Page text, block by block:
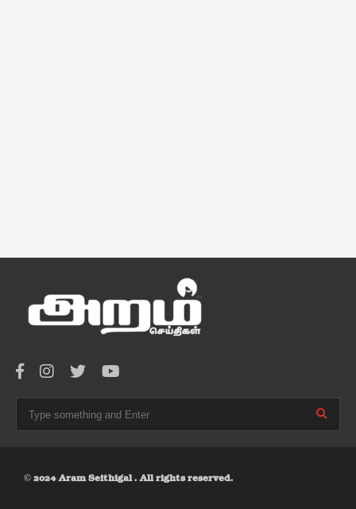
© 2024 Aram Seithigal . All rights reserved.